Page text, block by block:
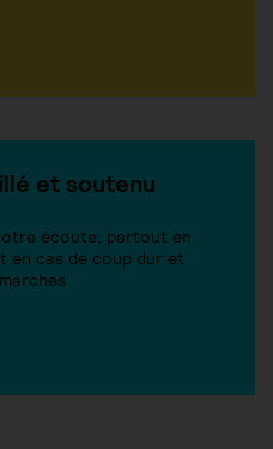
et soutenu
écoute, partout en
en cas de coup dur et